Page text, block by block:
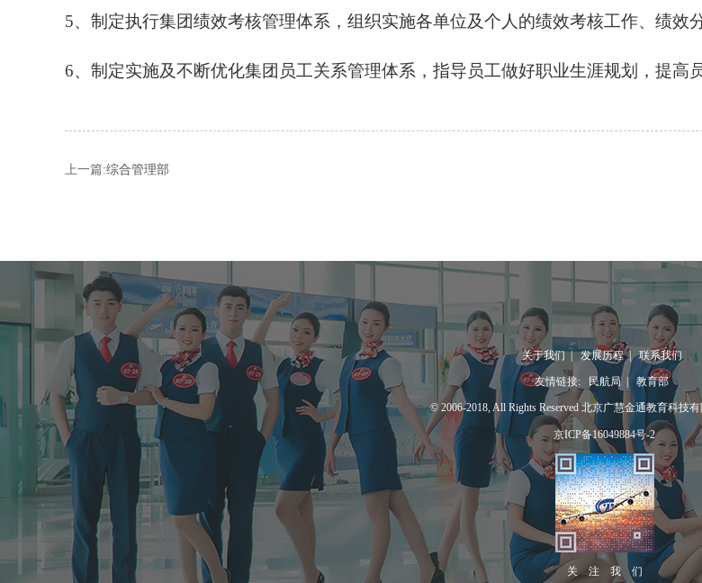
5、制定执行集团绩效考核管理体系，组织实施各单位及个人的绩效考核工作、绩效
6、制定实施及不断优化集团员工关系管理体系，指导员工做好职业生涯规划，提高
上一篇:综合管理部
关于我们|发展历程|联系我们
友情链接: 民航局| 教育部
© 2006-2018, All Rights Reserved 北京广慧金通教育科技
京ICP备16049884号-2
关 注 我 们